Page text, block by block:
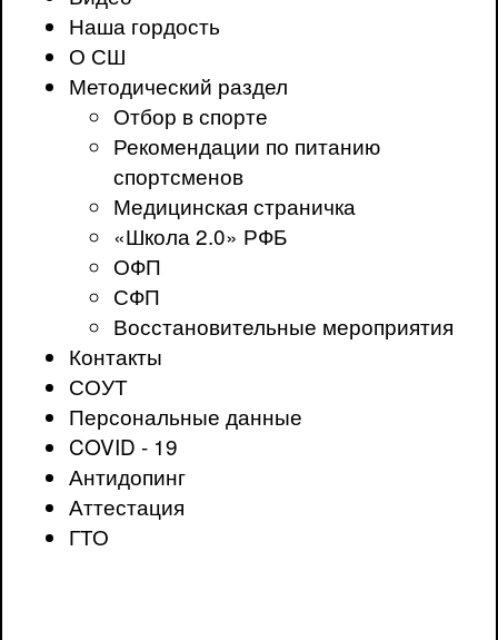
Наша гордость
О СШ
Методический раздел
Отбор в спорте
Рекомендации по питанию
спортсменов
Медицинская страничка
«Школа 2.0» РФБ
ОФП
СФП
Восстановительные мероприятия
Контакты
СОУТ
Персональные данные
COVID - 19
Антидопинг
Аттестация
ГТО